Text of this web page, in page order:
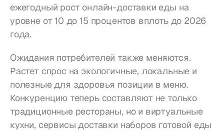
ежегодный рост онлайн-доставки еды на
уровне от 10 до 15 процентов вплоть до 2026
года.
Ожидания потребителей также меняются.
Растет спрос на экологичные, локальные и
полезные для здоровья позиции в меню.
Конкуренцию теперь составляют не только
традиционные рестораны, но и виртуальные
кухни, сервисы доставки наборов готовой еды